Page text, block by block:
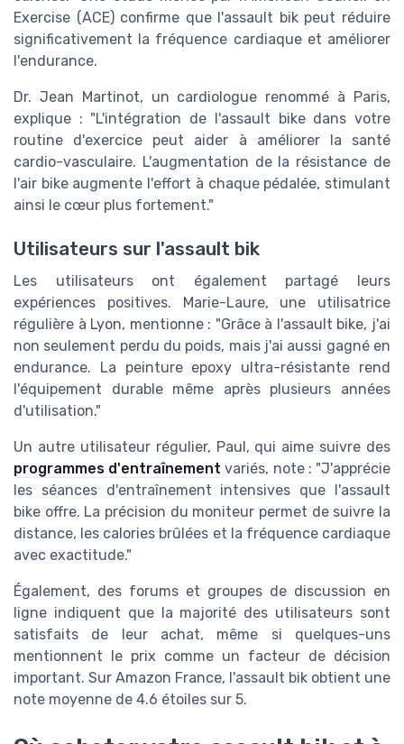
Exercise (ACE) confirme que l'assault bik peut réduire
significativement la fréquence cardiaque et améliorer
l'endurance.
Dr. Jean Martinot, un cardiologue renommé à Paris,
explique : "L'intégration de l'assault bike dans votre
routine d'exercice peut aider à améliorer la santé
cardio-vasculaire. L'augmentation de la résistance de
l'air bike augmente l'effort à chaque pédalée, stimulant
ainsi le cœur plus fortement."
Utilisateurs sur l'assault bik
Les utilisateurs ont également partagé leurs
expériences positives. Marie-Laure, une utilisatrice
régulière à Lyon, mentionne : "Grâce à l'assault bike, j'ai
non seulement perdu du poids, mais j'ai aussi gagné en
endurance. La peinture epoxy ultra-résistante rend
l'équipement durable même après plusieurs années
d'utilisation."
Un autre utilisateur régulier, Paul, qui aime suivre des
programmes d'entraînement variés, note : "J'apprécie
les séances d'entraînement intensives que l'assault
bike offre. La précision du moniteur permet de suivre la
distance, les calories brûlées et la fréquence cardiaque
avec exactitude."
Également, des forums et groupes de discussion en
ligne indiquent que la majorité des utilisateurs sont
satisfaits de leur achat, même si quelques-uns
mentionnent le prix comme un facteur de décision
important. Sur Amazon France, l'assault bik obtient une
note moyenne de 4.6 étoiles sur 5.